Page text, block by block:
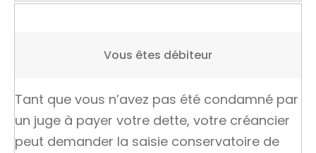
Vous êtes débiteur
Tant que vous n’avez pas été condamné par
un juge à payer votre dette, votre créancier
peut demander la saisie conservatoire de